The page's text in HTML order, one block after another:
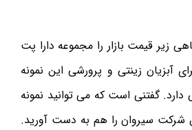
زیر قیمت بازار را مجموعه دارا پت
آبزیان زینتی و پرورشی این نمونه
گفتنی است که می توانید نمونه
سیروان را هم به دست آورید.